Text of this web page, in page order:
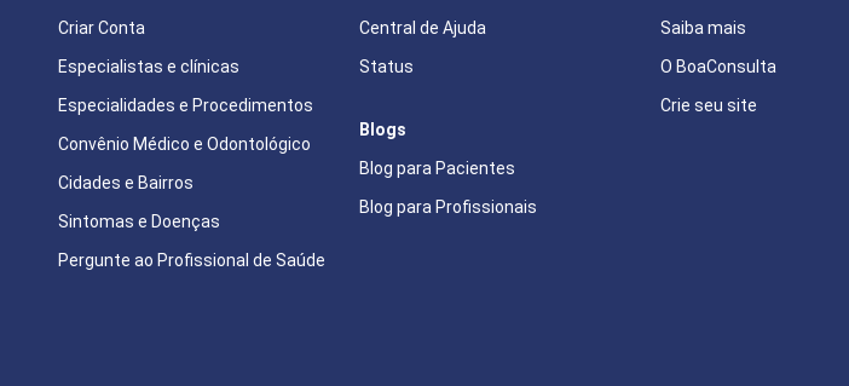
Criar Conta
Especialistas e clínicas
Especialidades e Procedimentos
Convênio Médico e Odontológico
Cidades e Bairros
Sintomas e Doenças
Pergunte ao Profissional de Saúde
Central de Ajuda
Status
Blogs
Blog para Pacientes
Blog para Profissionais
Saiba mais
O BoaConsulta
Crie seu site